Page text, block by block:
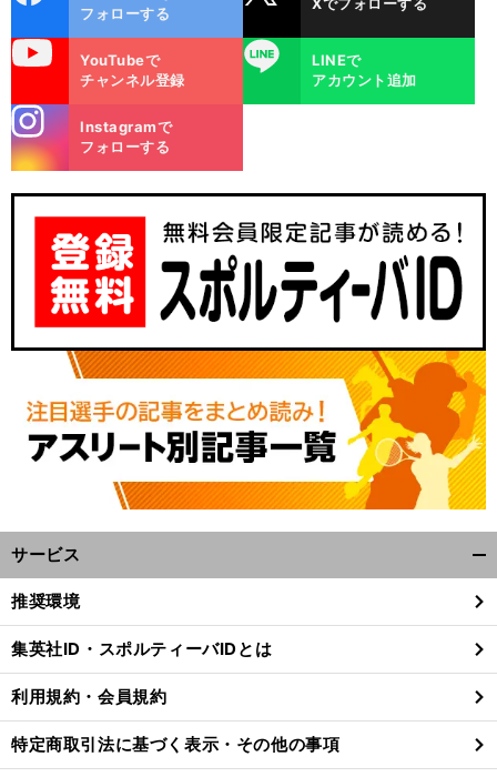
ok
フォローする
YouTubeで
チャンネル登録
LINE
LINEで
アカウント追加
m
Instagramで
フォローする
サービス
閉
る
推奨環境
集英社ID・スポルティーバIDとは
利用規約・会員規約
特定商取引法に基づく表示・その他の事項